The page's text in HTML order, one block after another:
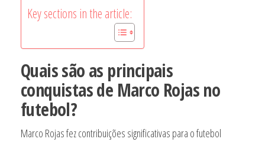
Key sections in the article:
Quais são as principais
conquistas de Marco Rojas no
futebol?
Marco Rojas fez contribuições significativas para o futebol